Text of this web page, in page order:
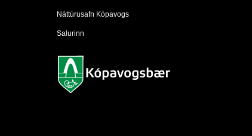
Náttúrusafn Kópavogs
Salurinn